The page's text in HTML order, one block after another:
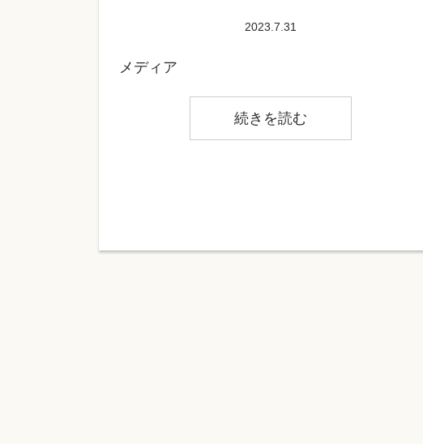
2023.7.31
メディア
続きを読む